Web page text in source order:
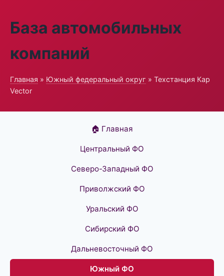
База автомобильных
компаний
Главная » Южный федеральный округ » Техстанция Кар
Vector
🏠 Главная
Центральный ФО
Северо-Западный ФО
Приволжский ФО
Уральский ФО
Сибирский ФО
Дальневосточный ФО
Южный ФО